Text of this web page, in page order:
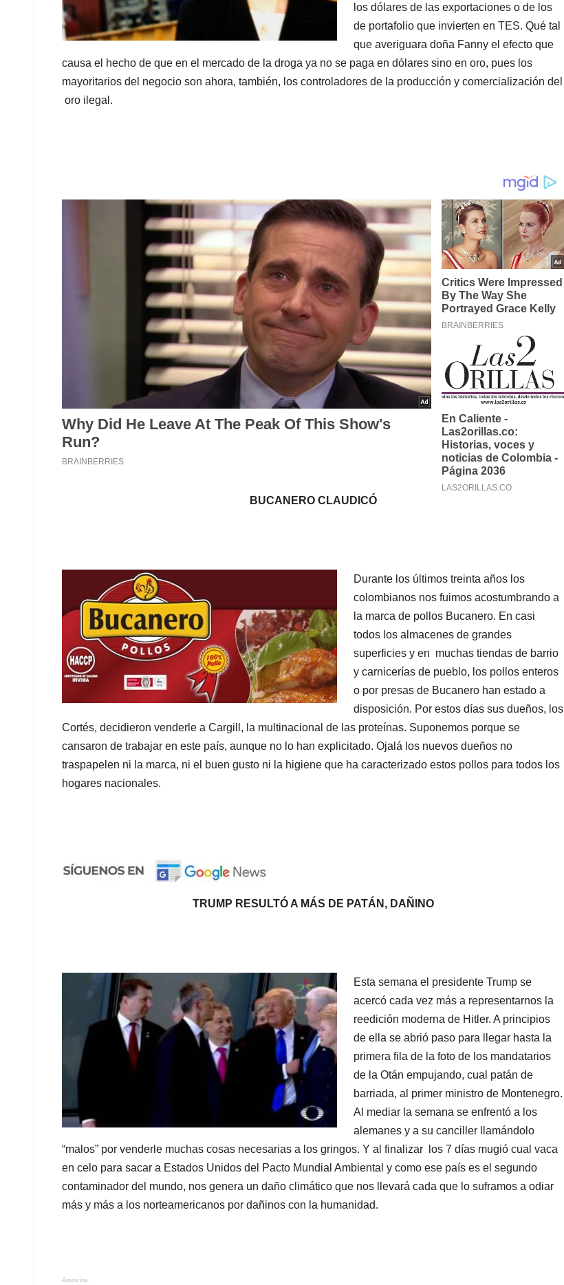
los dólares de las exportaciones o de los
de portafolio que invierten en TES. Qué tal
que averiguara doña Fanny el efecto que
causa el hecho de que en el mercado de la droga ya no se paga en dólares sino en oro, pues los
mayoritarios del negocio son ahora, también, los controladores de la producción y comercialización del
oro ilegal.
BUCANERO CLAUDICÓ
Durante los últimos treinta años los
colombianos nos fuimos acostumbrando a
la marca de pollos Bucanero. En casi
todos los almacenes de grandes
superficies y en muchas tiendas de barrio
y carnicerías de pueblo, los pollos enteros
o por presas de Bucanero han estado a
disposición. Por estos días sus dueños, los
Cortés, decidieron venderle a Cargill, la multinacional de las proteínas. Suponemos porque se
cansaron de trabajar en este país, aunque no lo han explicitado. Ojalá los nuevos dueños no
traspapelen ni la marca, ni el buen gusto ni la higiene que ha caracterizado estos pollos para todos los
hogares nacionales.
TRUMP RESULTÓ A MÁS DE PATÁN, DAÑINO
Esta semana el presidente Trump se
acercó cada vez más a representarnos la
reedición moderna de Hitler. A principios
de ella se abrió paso para llegar hasta la
primera fila de la foto de los mandatarios
de la Otán empujando, cual patán de
barriada, al primer ministro de Montenegro.
Al mediar la semana se enfrentó a los
alemanes y a su canciller llamándolo
“malos” por venderle muchas cosas necesarias a los gringos. Y al finalizar los 7 días mugió cual vaca
en celo para sacar a Estados Unidos del Pacto Mundial Ambiental y como ese país es el segundo
contaminador del mundo, nos genera un daño climático que nos llevará cada que lo suframos a odiar
más y más a los norteamericanos por dañinos con la humanidad.
Anuncios.